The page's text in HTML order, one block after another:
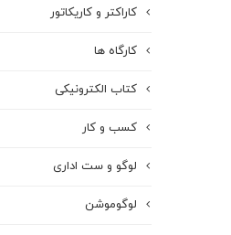
کاراکتر و کاریکاتور
کارگاه ها
کتاب الکترونیکی
کسب و کار
لوگو و ست اداری
لوگوموشن